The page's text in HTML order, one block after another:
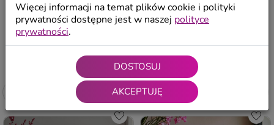
Start / Kolekcje / Styl Skandynawski
4.98 / 5 (521 ocen
Do schowka
Do
Więcej informacji na temat plików cookie i polityki
prywatności dostępne jest w naszej polityce
prywatności.
DOSTOSUJ
AKCEPTUJĘ